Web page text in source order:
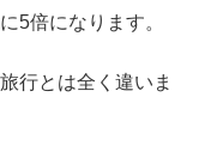
5倍になります。
行とは全く違いま